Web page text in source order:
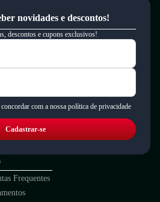
novidades e descontos!
descontos e cupons exclusivos!
com a nossa política de privacidade
Cadastrar-se
Frequentes